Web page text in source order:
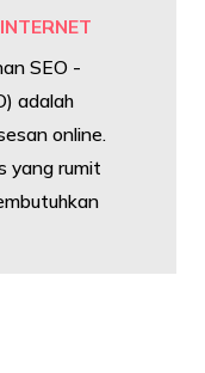
INTERNET
SEO -
adalah
online.
yang rumit